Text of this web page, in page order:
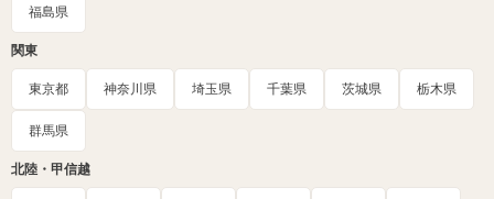
福島県
関東
東京都 神奈川県 埼玉県 千葉県 茨城県 栃木県
群馬県
北陸・甲信越